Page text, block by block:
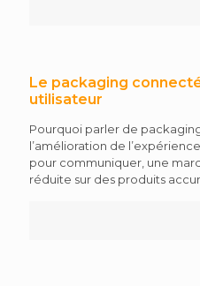
Le packaging
utilisateur
Pourquoi parler de
l’amélioration de
pour communiquer, une
réduite sur des produits